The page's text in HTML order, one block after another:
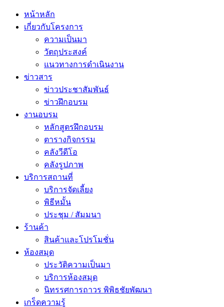
หน้าหลัก
เกี่ยวกับโครงการ
ความเป็นมา
วัตถุประสงค์
แนวทางการดำเนินงาน
ข่าวสาร
ข่าวประชาสัมพันธ์
ข่าวฝึกอบรม
งานอบรม
หลักสูตรฝึกอบรม
ตารางกิจกรรม
คลังวีดีโอ
คลังรูปภาพ
บริการสถานที่
บริการจัดเลี้ยง
พิธีหมั้น
ประชุม / สัมมนา
ร้านค้า
สินค้าและโปรโมชั่น
ห้องสมุด
ประวัติความเป็นมา
บริการห้องสมุด
นิทรรศการถาวร พิพิธชัยพัฒนา
เกร็ดความรู้